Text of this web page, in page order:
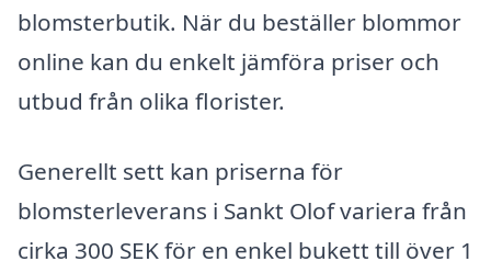
blomsterbutik. När du beställer blommor
online kan du enkelt jämföra priser och
utbud från olika florister.
Generellt sett kan priserna för
blomsterleverans i Sankt Olof variera från
cirka 300 SEK för en enkel bukett till över 1